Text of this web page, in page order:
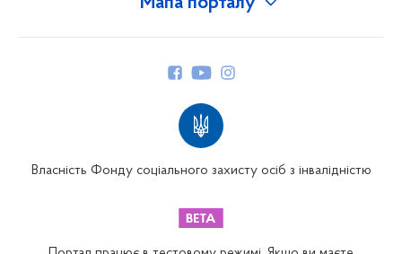
Власність Фонду соціального захисту осіб з інвалідністю